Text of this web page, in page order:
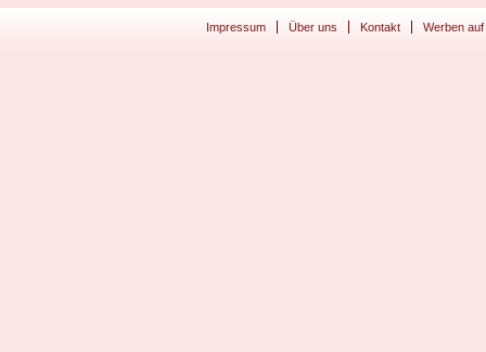
Impressum Über uns Kontakt Werben